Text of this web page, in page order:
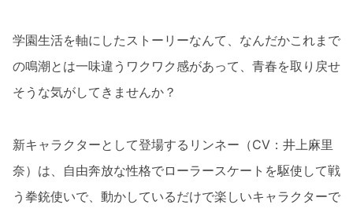
学園生活を軸にしたストーリーなんて、なんだかこれまで
の鳴潮とは一味違うワクワク感があって、青春を取り戻せ
そうな気がしてきませんか？
新キャラクターとして登場するリンネー（CV：井上麻里
奈）は、自由奔放な性格でローラースケートを駆使して戦
う拳銃使いで、動かしているだけで楽しいキャラクターで